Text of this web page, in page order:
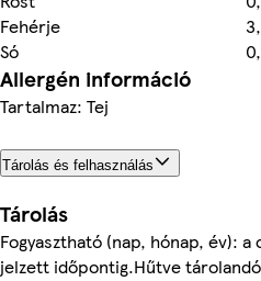
Fehérje
Só
Allergén információ
Tartalmaz: Tej
Tárolás és felhasználás
Tárolás
Fogyasztható (nap, hónap, év):
jelzett időpontig.Hűtve tárolandó